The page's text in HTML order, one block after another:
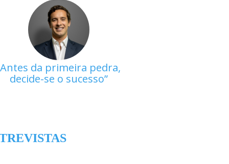
Antes da primeira pedra,
decide-se o sucesso